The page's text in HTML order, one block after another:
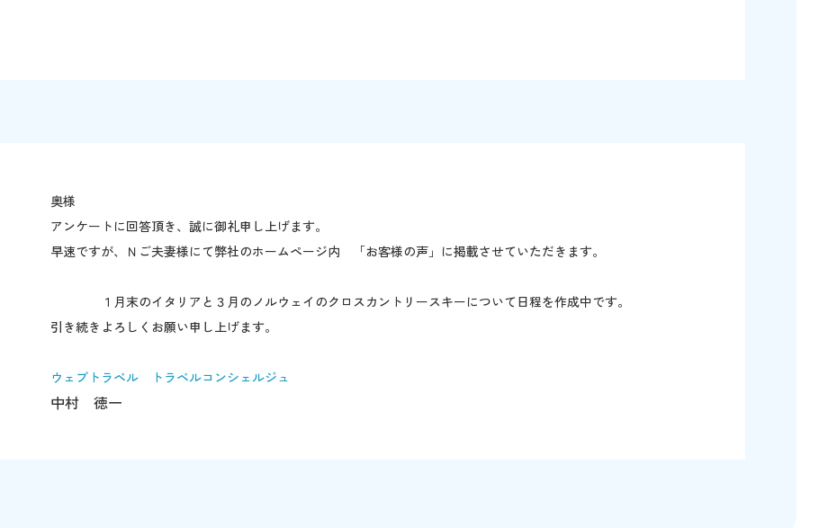
奥様
アンケートに回答頂き、誠に御礼申し上げます。
早速ですが、Ｎご夫妻様にて弊社のホームページ内 「お客様の声」に掲載させていただきます。
１月末のイタリアと３月のノルウェイのクロスカントリースキーについて日程を作成中です。
引き続きよろしくお願い申し上げます。
ウェブトラベル トラベルコンシェルジュ
中村 徳一